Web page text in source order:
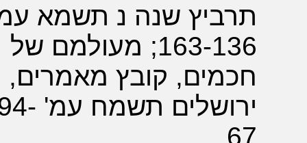
שנה נ תשמא עמ'
163-136; מעולמם של
קובץ מאמרים,
ירושלים תשמח עמ' 94-